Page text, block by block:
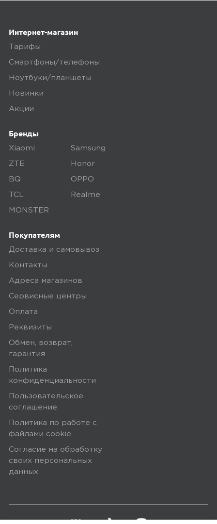
осмотр не более 15 минут.
В нашем интернет-магазине весь товар
проходит предпродажную проверку. Мы
осматриваем технику на внешние
дефекты, проверяем комплектацию,
Дополнительные вопросы вы можете
Интернет-магазин
Тарифы
Смартфоны/телефоны
Ноутбуки/планшеты
Новинки
Акции
Бренды
Xiaomi Samsung
ZTE Honor
BQ OPPO
TCL Realme
MONSTER
Покупателям
Доставка и самовывоз
Контакты
Адреса магазинов
Сервисные центры
Оплата
Реквизиты
Обмен, возврат,
гарантия
Политика
конфиденциальности
Пользовательское
соглашение
Политика по работе с
файлами сookie
Согласие на обработку
своих персональных
данных